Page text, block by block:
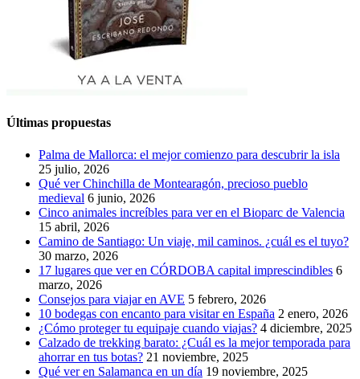
Últimas propuestas
Palma de Mallorca: el mejor comienzo para descubrir la isla
25 julio, 2026
Qué ver Chinchilla de Montearagón, precioso pueblo
medieval 6 junio, 2026
Cinco animales increíbles para ver en el Bioparc de Valencia
15 abril, 2026
Camino de Santiago: Un viaje, mil caminos. ¿cuál es el tuyo?
30 marzo, 2026
17 lugares que ver en CÓRDOBA capital imprescindibles 6
marzo, 2026
Consejos para viajar en AVE 5 febrero, 2026
10 bodegas con encanto para visitar en España 2 enero, 2026
¿Cómo proteger tu equipaje cuando viajas? 4 diciembre, 2025
Calzado de trekking barato: ¿Cuál es la mejor temporada para
ahorrar en tus botas? 21 noviembre, 2025
Qué ver en Salamanca en un día 19 noviembre, 2025